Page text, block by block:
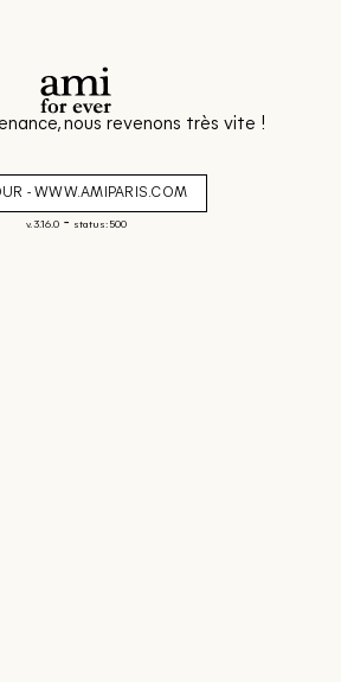
nous revenons très vite !
- WWW.AMIPARIS.COM
v. 3.16.0- status: 500